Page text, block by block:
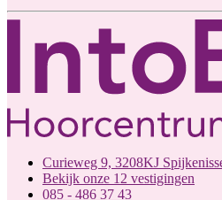
Curieweg 9, 3208KJ
Bekijk onze 12 vestigingen
085 - 486 37 43